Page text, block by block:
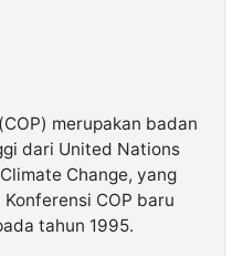
merupakan badan
dari United Nations
Change, yang
COP baru
tahun 1995.